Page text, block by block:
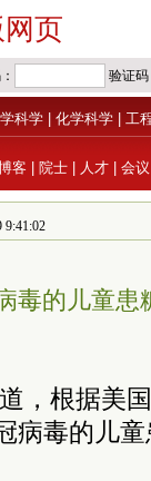
页
科学 化学科学 工
客 院士 人才 会议
9:41:02
毒的儿童患
，根据美
病毒的儿